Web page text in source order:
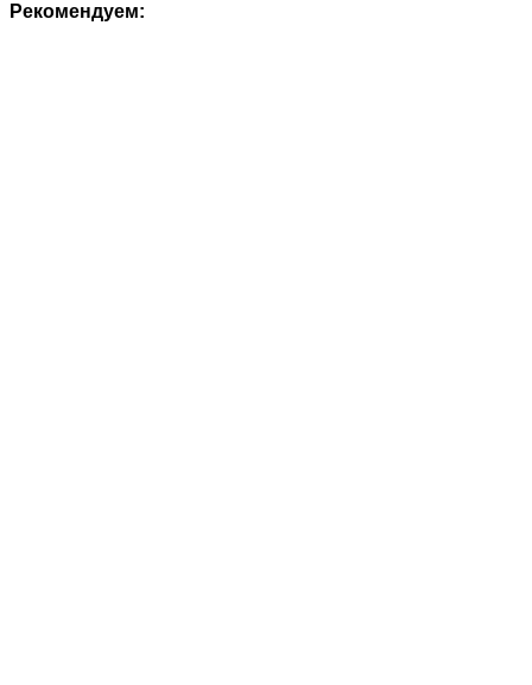
Рекомендуем: